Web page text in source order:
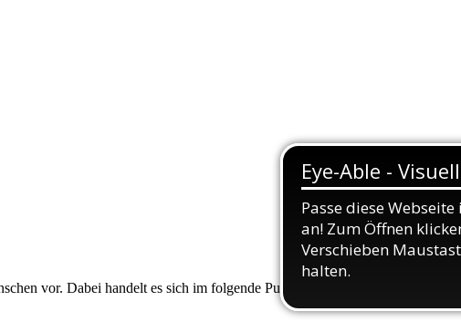
vor. Dabei handelt es sich im folgende Punkte, die wir Ihnen hiermit